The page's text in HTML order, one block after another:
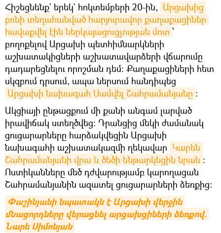
Հիշեցնենք` երեկ` հոկտեմբերի 20-ին, Արցախից
բռնի տեղահանված հարյուրավոր քաղաքացիներ
հավաքվել էին ներկայացուցչության մոտ ՝
բողոքելով Արցախի պետհիմնարկների
աշխատակիցների աշխատավարձերի վճարումը
դադարեցնելու որոշման դեմ։ Քաղաքացիների հետ
սկզբում դրսում, ապա ներսում հանդիպեց
Արցախի նախագահ Սամվել Շահրամանյանը ։
Ակցիայի ընթացքում մի քանի անգամ լարված
իրավիճակ ստեղծվեց։ Դրանցից մեկի ժամանակ
ցուցարարները հարձակվեցին Արցախի
նախագահի աշխատակազմի ղեկավար Կարեն
Շահրամանյանի վրա և ծեծի ենթարկեցին նրան ։
Ոստիկանները մեծ դժվարությամբ կարողացան
Շահրամանյանին ազատել ցուցարարների ձեռքից։
Փաշինյանի նպատակն է Արցախի վերջին
մնացորդները վերացնել արցախցիների ձեռքով.
Նարե Սիմոնյան